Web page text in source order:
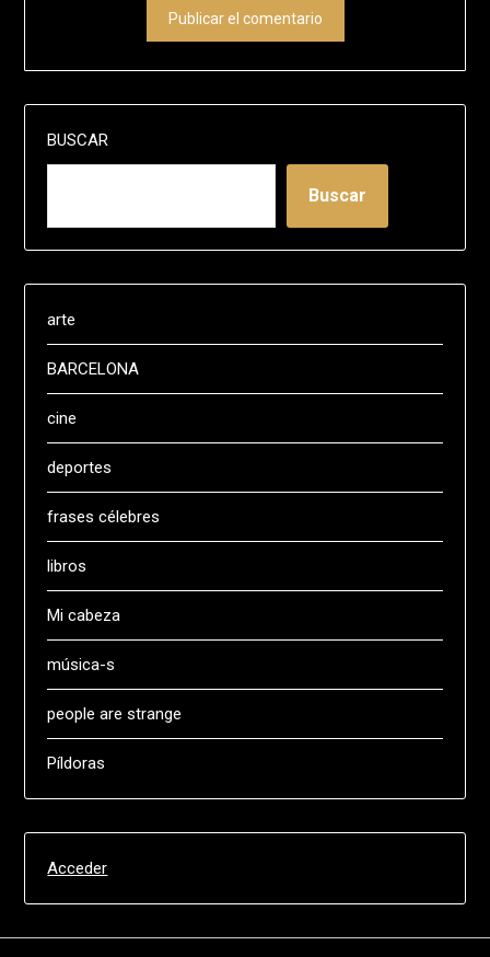
BUSCAR
Buscar
arte
BARCELONA
cine
deportes
frases célebres
libros
Mi cabeza
música-s
people are strange
Píldoras
Acceder